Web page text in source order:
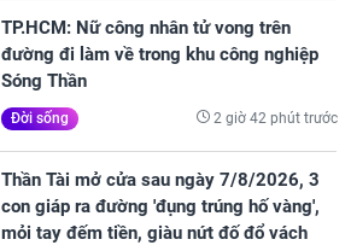
TP.HCM: Nữ công nhân tử vong trên
đường đi làm về trong khu công nghiệp
Sóng Thần
Đời sống 2 giờ 42 phút trước
Thần Tài mở cửa sau ngày 7/8/2026, 3
con giáp ra đường 'đụng trúng hố vàng',
mỏi tay đếm tiền, giàu nứt đố đổ vách